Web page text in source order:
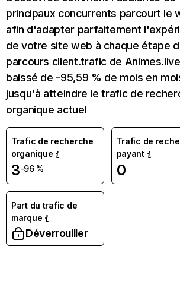
principaux concurrents parcourt le
afin d'adapter parfaitement
de votre site web à chaque étape
parcours client.trafic de
baissé de -95,59 % de mois en
jusqu'à atteindre le trafic de
organique actuel
Trafic de recherche
organique
3-96 %
Trafic de
payant
0
Part du trafic de
marque
Déverrouiller